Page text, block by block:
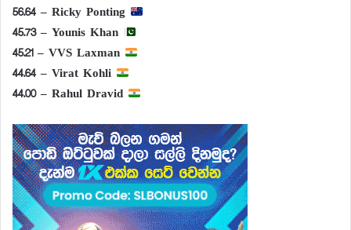
56.64 – Ricky Ponting
45.73 – Younis Khan
45.21 – VVS Laxman
44.64 – Virat Kohli
44.00 – Rahul Dravid